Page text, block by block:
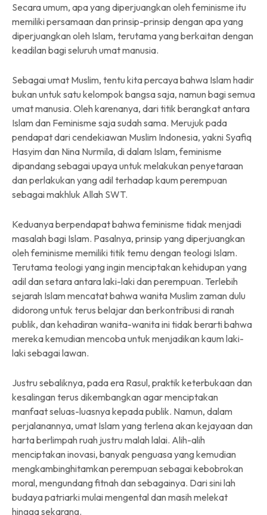
Secara umum, apa yang diperjuangkan oleh feminisme itu
memiliki persamaan dan prinsip-prinsip dengan apa yang
diperjuangkan oleh Islam, terutama yang berkaitan dengan
keadilan bagi seluruh umat manusia.
Sebagai umat Muslim, tentu kita percaya bahwa Islam hadir
bukan untuk satu kelompok bangsa saja, namun bagi semua
umat manusia. Oleh karenanya, dari titik berangkat antara
Islam dan Feminisme saja sudah sama. Merujuk pada
pendapat dari cendekiawan Muslim Indonesia, yakni Syafiq
Hasyim dan Nina Nurmila, di dalam Islam, feminisme
dipandang sebagai upaya untuk melakukan penyetaraan
dan perlakukan yang adil terhadap kaum perempuan
sebagai makhluk Allah SWT.
Keduanya berpendapat bahwa feminisme tidak menjadi
masalah bagi Islam. Pasalnya, prinsip yang diperjuangkan
oleh feminisme memiliki titik temu dengan teologi Islam.
Terutama teologi yang ingin menciptakan kehidupan yang
adil dan setara antara laki-laki dan perempuan. Terlebih
sejarah Islam mencatat bahwa wanita Muslim zaman dulu
didorong untuk terus belajar dan berkontribusi di ranah
publik, dan kehadiran wanita-wanita ini tidak berarti bahwa
mereka kemudian mencoba untuk menjadikan kaum laki-
laki sebagai lawan.
Justru sebaliknya, pada era Rasul, praktik keterbukaan dan
kesalingan terus dikembangkan agar menciptakan
manfaat seluas-luasnya kepada publik. Namun, dalam
perjalanannya, umat Islam yang terlena akan kejayaan dan
harta berlimpah ruah justru malah lalai. Alih-alih
menciptakan inovasi, banyak penguasa yang kemudian
mengkambinghitamkan perempuan sebagai kebobrokan
moral, mengundang fitnah dan sebagainya. Dari sini lah
budaya patriarki mulai mengental dan masih melekat
hingga sekarang.